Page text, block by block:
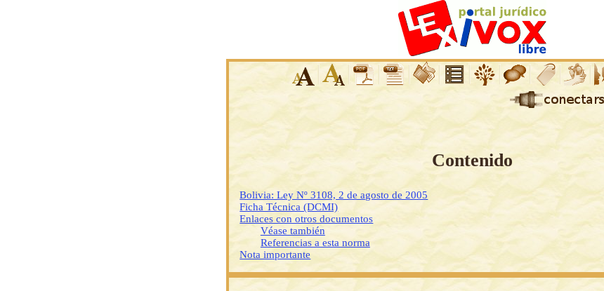
Contenido
Bolivia: Ley Nº 3108, 2 de agosto de 2005
Ficha Técnica (DCMI)
Enlaces con otros documentos
Véase también
Referencias a esta norma
Nota importante